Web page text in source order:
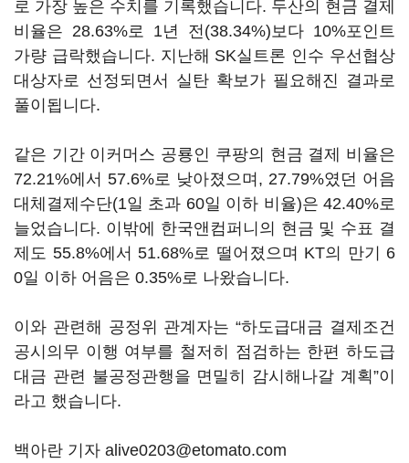
로 가장 높은 수치를 기록했습니다. 두산의 현금 결제
비율은 28.63%로 1년 전(38.34%)보다 10%포인트
가량 급락했습니다. 지난해 SK실트론 인수 우선협상
대상자로 선정되면서 실탄 확보가 필요해진 결과로
풀이됩니다.
같은 기간 이커머스 공룡인 쿠팡의 현금 결제 비율은
72.21%에서 57.6%로 낮아졌으며, 27.79%였던 어음
대체결제수단(1일 초과 60일 이하 비율)은 42.40%로
늘었습니다. 이밖에 한국앤컴퍼니의 현금 및 수표 결
제도 55.8%에서 51.68%로 떨어졌으며 KT의 만기 6
0일 이하 어음은 0.35%로 나왔습니다.
이와 관련해 공정위 관계자는 “하도급대금 결제조건
공시의무 이행 여부를 철저히 점검하는 한편 하도급
대금 관련 불공정관행을 면밀히 감시해나갈 계획”이
라고 했습니다.
백아란 기자 alive0203@etomato.com